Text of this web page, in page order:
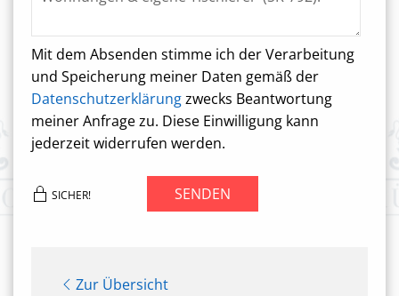
Mit dem Absenden stimme ich der Verarbeitung
und Speicherung meiner Daten gemäß der
Datenschutzerklärungzwecks Beantwortung
meiner Anfrage zu. Diese Einwilligung kann
jederzeit widerrufen werden.
SICHER! SENDEN
Zur Übersicht